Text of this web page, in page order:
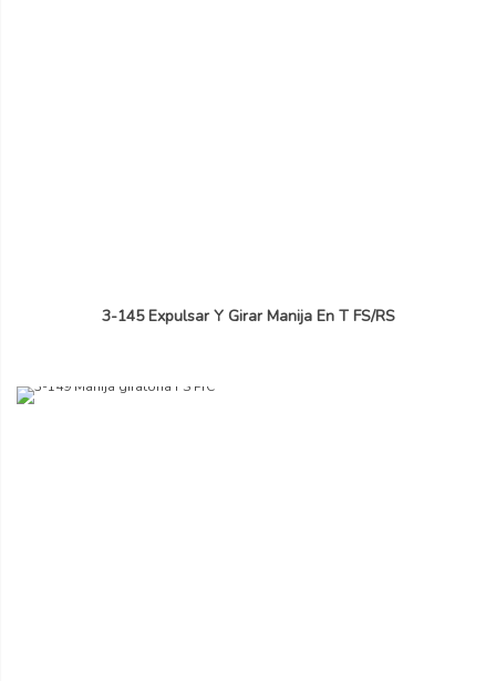
3-145 Expulsar Y Girar Manija En T FS/RS